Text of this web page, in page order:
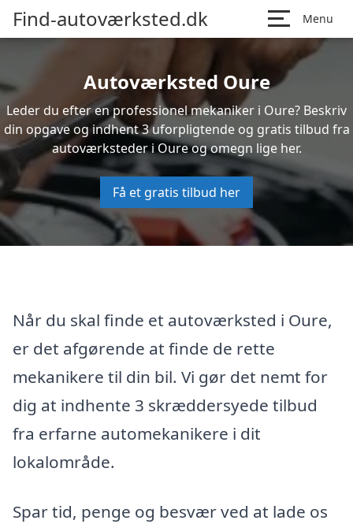
Find-autoværksted.dk Menu
Autoværksted Oure
Leder du efter en professionel mekaniker i Oure? Beskriv
din opgave og indhent 3 uforpligtende og gratis tilbud fra
autoværksteder i Oure og omegn lige her.
Få et gratis tilbud her
Når du skal finde et autoværksted i Oure,
er det afgørende at finde de rette
mekanikere til din bil. Vi gør det nemt for
dig at indhente 3 skræddersyede tilbud
fra erfarne automekanikere i dit
lokalområde.
Spar tid, penge og besvær ved at lade os